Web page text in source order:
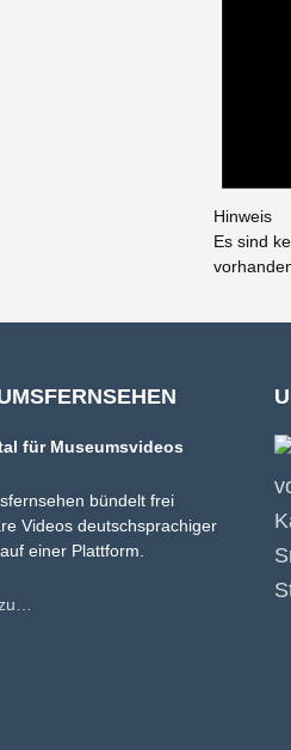
Hinweis
Es sind
für Museumsvideos
bündelt frei
Videos deutschsprachiger
einer Plattform.